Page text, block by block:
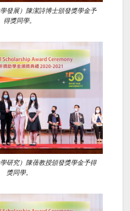
發展）陳潔詩博士頒發獎學金予
得獎同學。
研究）陳蒨教授頒發獎學金予得
獎同學。